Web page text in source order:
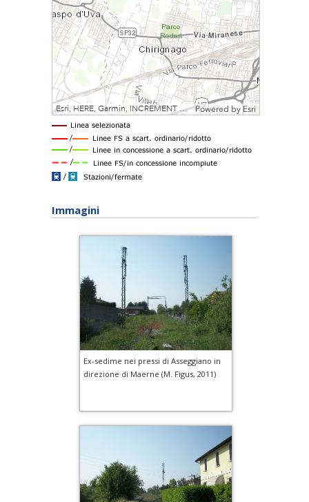
Immagini
Ex-sedime nei pressi di Asseggiano in
direzione di Maerne (M. Figus, 2011)